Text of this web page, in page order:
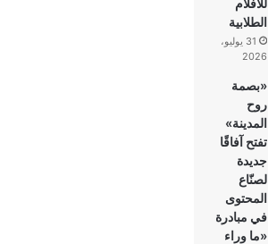
للأفلام
الطلابية
31 يوليو،
2026
«بصمة
روح
المدينة»
تفتح آفاقًا
جديدة
لصنّاع
المحتوى
في مبادرة
«ما وراء